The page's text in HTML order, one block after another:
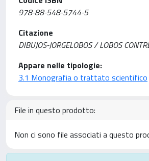
978-88-548-5744-5
Citazione
DIBUJOS-JORGELOBOS / LOBOS
Appare nelle tipologie:
3.1 Monografia o trattato scientifico
File in questo prodotto:
Non ci sono file associati a questo